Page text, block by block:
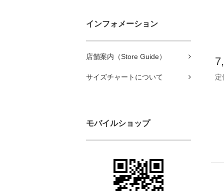
インフォメーション
店舗案内（Store Guide）
サイズチャートについて
モバイルショップ
定